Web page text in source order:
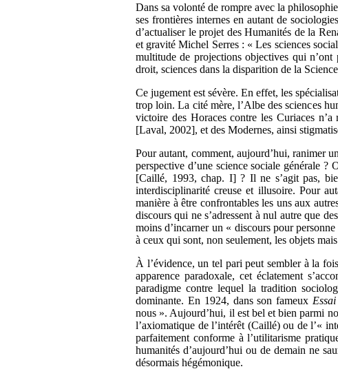
Dans sa volonté de rompre avec la
ses frontières internes en autant de
d’actualiser le projet des Humanités de la
et gravité Michel Serres : « Les sciences
multitude de projections objectives qui
droit, sciences dans la disparition de la
Ce jugement est sévère. En effet, les
trop loin. La cité mère, l’Albe des sciences
victoire des Horaces contre les Curiaces
[Laval, 2002], et des Modernes, ainsi
Pour autant, comment, aujourd’hui, ranimer
perspective d’une science sociale générale
[Caillé, 1993, chap. I] ? Il ne s’agit pas,
interdisciplinarité creuse et illusoire. Pour
manière à être confrontables les uns aux
discours qui ne s’adressent à nul autre que
moins d’incarner un « discours pour
à ceux qui sont, non seulement, les objets
À l’évidence, un tel pari peut sembler à la
apparence paradoxale, cet éclatement
paradigme contre lequel la tradition
dominante. En 1924, dans son fameux
nous ». Aujourd’hui, il est bel et bien parmi
l’axiomatique de l’intérêt (Caillé) ou de l’«
parfaitement conforme à l’utilitarisme
humanités d’aujourd’hui ou de demain ne
désormais hégémonique.